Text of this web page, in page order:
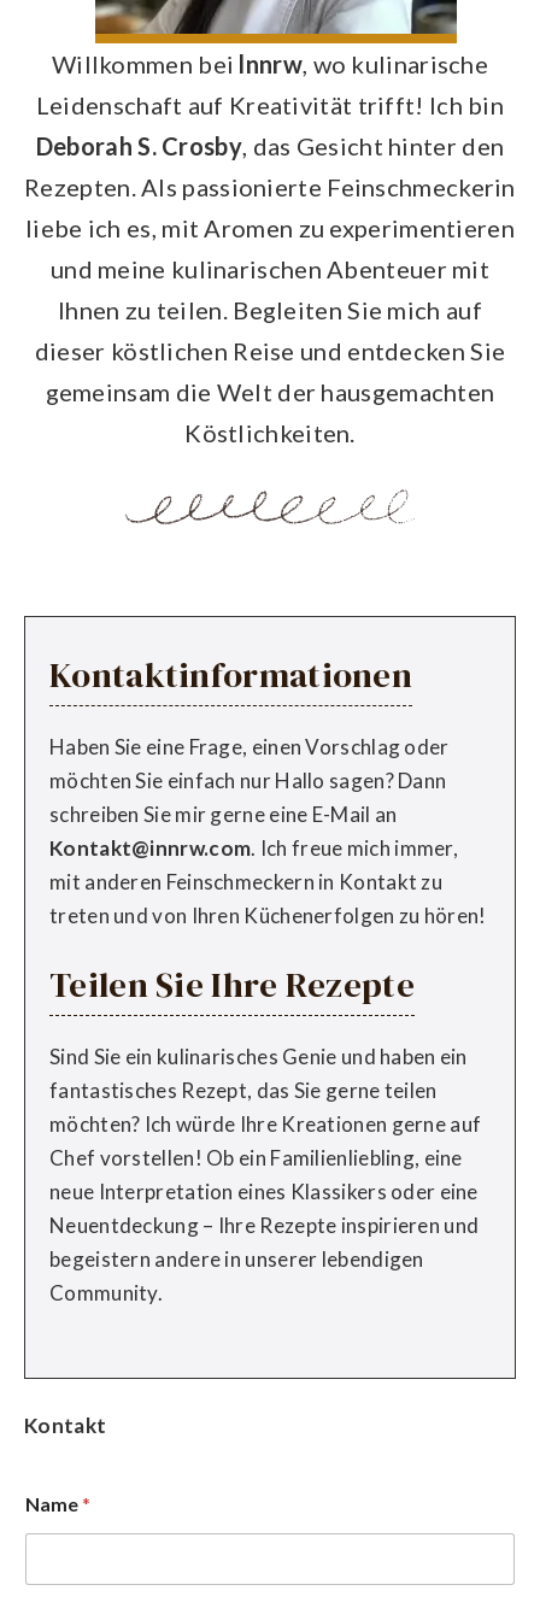
Willkommen bei lnnrw, wo kulinarische
Leidenschaft auf Kreativität trifft! Ich bin
Deborah S. Crosby, das Gesicht hinter den
Rezepten. Als passionierte Feinschmeckerin
liebe ich es, mit Aromen zu experimentieren
und meine kulinarischen Abenteuer mit
Ihnen zu teilen. Begleiten Sie mich auf
dieser köstlichen Reise und entdecken Sie
gemeinsam die Welt der hausgemachten
Köstlichkeiten.
Kontaktinformationen
Haben Sie eine Frage, einen Vorschlag oder
möchten Sie einfach nur Hallo sagen? Dann
schreiben Sie mir gerne eine E-Mail an
Kontakt@innrw.com. Ich freue mich immer,
mit anderen Feinschmeckern in Kontakt zu
treten und von Ihren Küchenerfolgen zu hören!
Teilen Sie Ihre Rezepte
Sind Sie ein kulinarisches Genie und haben ein
fantastisches Rezept, das Sie gerne teilen
möchten? Ich würde Ihre Kreationen gerne auf
Chef vorstellen! Ob ein Familienliebling, eine
neue Interpretation eines Klassikers oder eine
Neuentdeckung – Ihre Rezepte inspirieren und
begeistern andere in unserer lebendigen
Community.
Kontakt
Name*